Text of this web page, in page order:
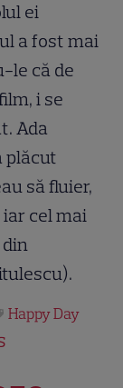
ei
a fost mai
le că de
i se
Ada
plăcut
să fluier,
iar cel mai
Happy Day